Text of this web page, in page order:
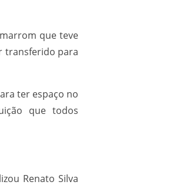
que teve
transferido para
ter espaço no
que todos
Renato Silva